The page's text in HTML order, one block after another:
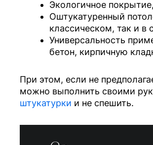
Экологичное
Оштукатуренный
классическом, так и в
Универсальность
бетон, кирпичную
При этом, если не
можно выполнить своими
штукатурки и не спешить.